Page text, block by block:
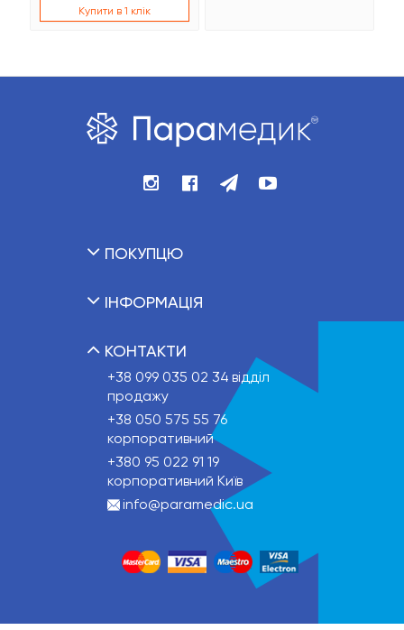
Купити в 1 клік
ПОКУПЦЮ
ІНФОРМАЦІЯ
КОНТАКТИ
+38 099 035 02 34 відділ
продажу
+38 050 575 55 76
корпоративний
+380 95 022 91 19
корпоративний Київ
info@paramedic.ua